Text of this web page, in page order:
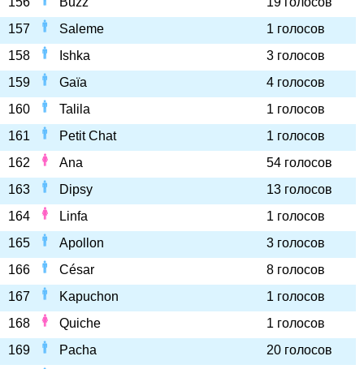
157
Saleme
1 голосов
158
Ishka
3 голосов
159
Gaïa
4 голосов
160
Talila
1 голосов
161
Petit Chat
1 голосов
162
Ana
54 голосов
163
Dipsy
13 голосов
164
Linfa
1 голосов
165
Apollon
3 голосов
166
César
8 голосов
167
Kapuchon
1 голосов
168
Quiche
1 голосов
169
Pacha
20 голосов